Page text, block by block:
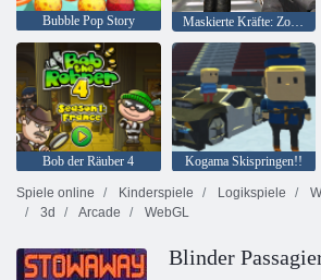
Bubble Pop Story Maskierte Kräfte: Zombie-Überleben
Bob der Räuber 4 Kogama Skispringen!!
Spiele online
Kinderspiele Logikspiele
3d
Arcade WebGL
Blinder